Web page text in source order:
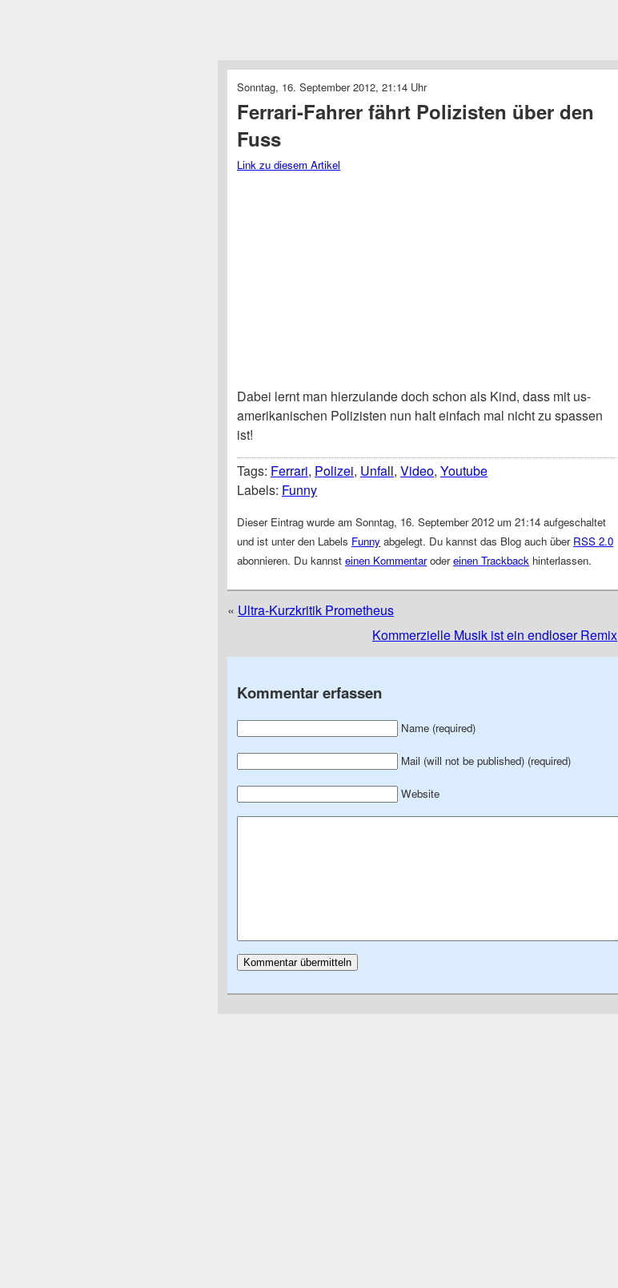
Sonntag, 16. September 2012, 21:14 Uhr
Ferrari-Fahrer fährt Polizisten über den
Fuss
Link zu diesem Artikel
Dabei lernt man hierzulande doch schon als Kind, dass mit us-
amerikanischen Polizisten nun halt einfach mal nicht zu spassen
ist!
Tags: Ferrari, Polizei, Unfall, Video, Youtube
Labels: Funny
Dieser Eintrag wurde am Sonntag, 16. September 2012 um 21:14 aufgeschaltet
und ist unter den Labels Funny abgelegt. Du kannst das Blog auch über RSS 2.0
abonnieren. Du kannst einen Kommentarodereinen Trackback hinterlassen.
« Ultra-Kurzkritik Prometheus
Kommerzielle Musik ist ein endloser Remix
Kommentar erfassen
Name (required)
Mail (will not be published) (required)
Website